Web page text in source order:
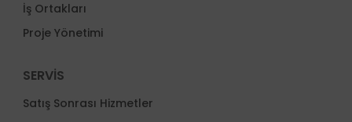
İş Ortakları
Proje Yönetimi
SERVİS
Satış Sonrası Hizmetler